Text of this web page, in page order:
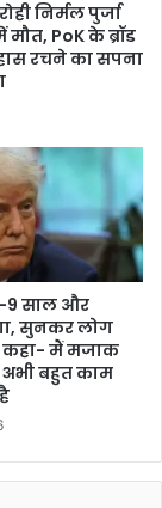
निर्मल पुर्जा
PoK के ब्रॉड
रचने का सपना
9 साल और
सुनकर लोग
मैं मजाक
अभी बहुत काम